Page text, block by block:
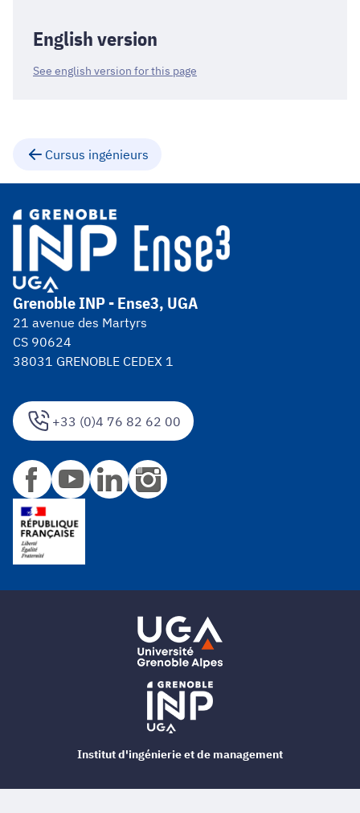
English version
See english version for this page
Cursus ingénieurs
+33 (0)4 76 82 62 00
Grenoble INP - Ense3, UGA
21 avenue des Martyrs
CS 90624
38031 GRENOBLE CEDEX 1
Institut d'ingénierie et de management